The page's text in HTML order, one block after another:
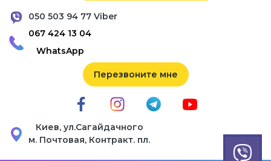
050 503 94 77 Viber
067 424 13 04
WhatsApp
Перезвоните мне
Киев, ул.Сагайдачного
м. Почтовая, Контракт. пл.